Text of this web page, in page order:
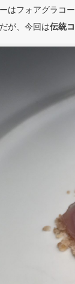
はフォアグラコ
が、今回は伝統